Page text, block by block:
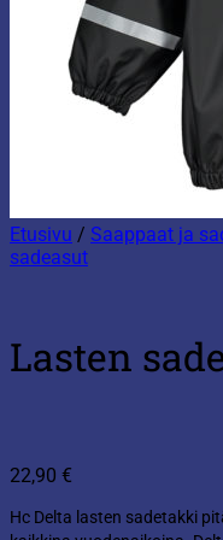
Etusivu / Saappaat ja
sadeasut
Lasten
22,90 €
Hc Delta lasten sadetakki